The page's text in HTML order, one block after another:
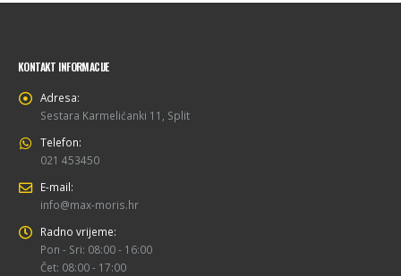
KONTAKT INFORMACIJE
Adresa:
Sestara Karmelićanki 11, Split
Telefon:
021 453450
E-mail:
info@max-moris.hr
Radno vrijeme:
Pon - Sri: 08:00 - 16:00
Čet: 08:00 - 17:00